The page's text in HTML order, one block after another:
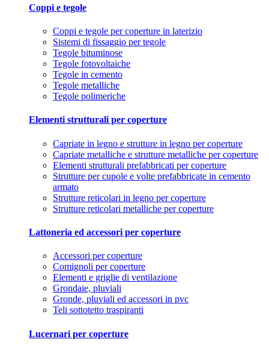
Coppi e tegole
Coppi e tegole per coperture in laterizio
Sistemi di fissaggio per tegole
Tegole bituminose
Tegole fotovoltaiche
Tegole in cemento
Tegole metalliche
Tegole polimeriche
Elementi strutturali per coperture
Capriate in legno e strutture in legno per coperture
Capriate metalliche e strutture metalliche per coperture
Elementi strutturali prefabbricati per coperture
Strutture per cupole e volte prefabbricate in cemento
armato
Strutture reticolari in legno per coperture
Strutture reticolari metalliche per coperture
Lattoneria ed accessori per coperture
Accessori per coperture
Comignoli per coperture
Elementi e griglie di ventilazione
Grondaie, pluviali
Gronde, pluviali ed accessori in pvc
Teli sottotetto traspiranti
Lucernari per coperture